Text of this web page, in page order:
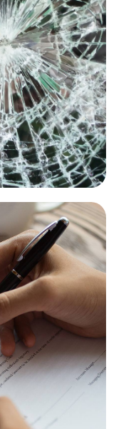
edificios,
públicos y
desempeño
de
financiero.